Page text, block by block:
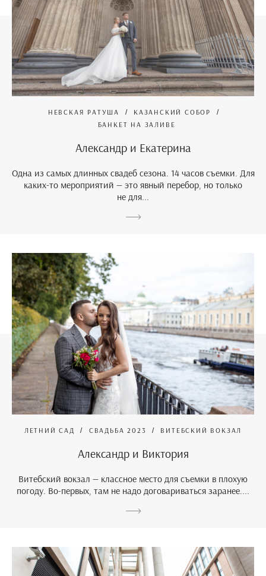
НЕВСКАЯ РАТУША
КАЗАНСКИЙ СОБОР
БАНКЕТ НА ЗАЛИВЕ
Александр и Екатерина
Одна из самых длинных свадеб сезона. 14 часов съемки. Для
каких-то мероприятий — это явный перебор, но только
не для...
ЛЕТНИЙ САД СВАДЬБА 2023 ВИТЕБСКИЙ ВОКЗАЛ
Александр и Виктория
Витебский вокзал — классное место для съемки в плохую
погоду. Во-первых, там не надо договариваться заранее....